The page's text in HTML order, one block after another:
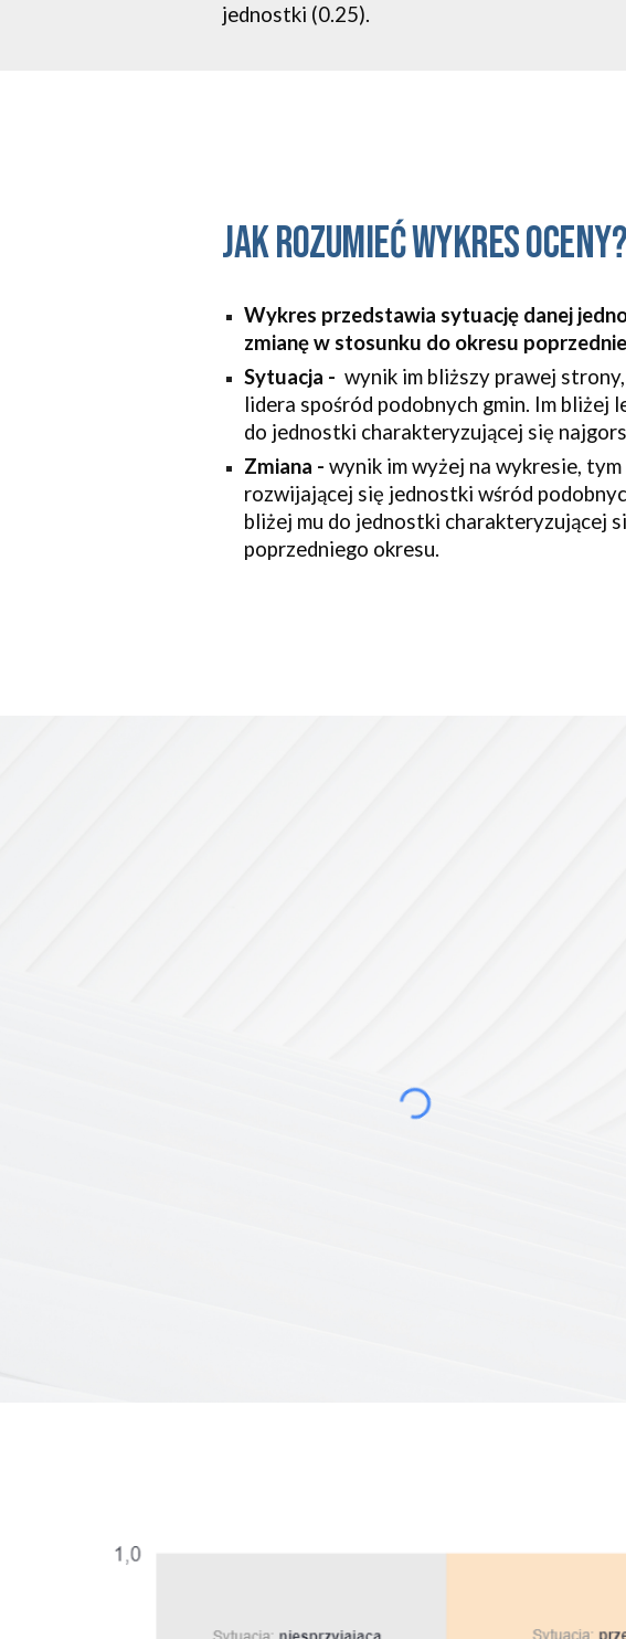
jednostki (0.25).
Jak rozumieć wykres oceny?
Wykres przedstawia sytuację danej
zmianę w stosunku do okresu
Sytuacja - wynik im bliższy prawej
lidera spośród podobnych gmin. Im bliżej
do jednostki charakteryzującej się
Zmiana - wynik im wyżej na wykresie,
rozwijającej się jednostki wśród
bliżej mu do jednostki charakteryzującej
poprzedniego okresu.